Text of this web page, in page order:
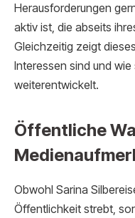
Herausforderungen
aktiv ist, die abseits
Gleichzeitig zeigt
Interessen sind und
weiterentwickelt.
Öffentliche
Obwohl Sarina
Öffentlichkeit strebt,